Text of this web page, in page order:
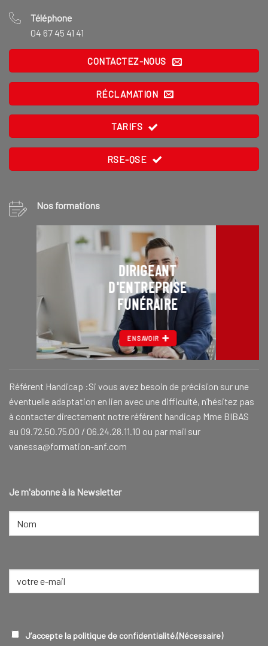
Téléphone
04 67 45 41 41
CONTACTEZ-NOUS
RÉCLAMATION
TARIFS
RSE-QSE
Nos formations
DIRIGEANT
D'ENTREPRISE
FUNÉRAIRE
EN SAVOIR
Référent Handicap :Si vous avez besoin de précision sur une
éventuelle adaptation en lien avec une difficulté, n’hésitez pas
à contacter directement notre référent handicap Mme BIBAS
au 09.72.50.75.00 / 06.24.28.11.10 ou par mail sur
vanessa@formation-anf.com
Je m'abonne à la Newsletter
NOM
RGPD(NÉCESSAIRE)
J’accepte la politique de confidentialité.(Nécessaire)